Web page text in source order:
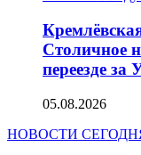
Столичное
переезде за
05.08.2026
НОВОСТИ